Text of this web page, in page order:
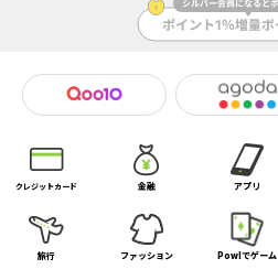
クレジットカード 金融 アプリ
旅行 ファッション Powlでゲーム